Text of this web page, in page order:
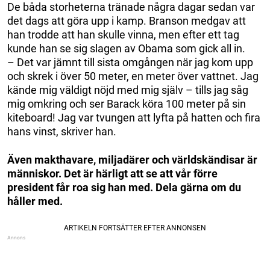
De båda storheterna tränade några dagar sedan var
det dags att göra upp i kamp. Branson medgav att
han trodde att han skulle vinna, men efter ett tag
kunde han se sig slagen av Obama som gick all in.
– Det var jämnt till sista omgången när jag kom upp
och skrek i över 50 meter, en meter över vattnet. Jag
kände mig väldigt nöjd med mig själv – tills jag såg
mig omkring och ser Barack köra 100 meter på sin
kiteboard! Jag var tvungen att lyfta på hatten och fira
hans vinst, skriver han.
Även makthavare, miljadärer och världskändisar är
människor. Det är härligt att se att vår förre
president får roa sig han med. Dela gärna om du
håller med.